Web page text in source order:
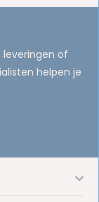
leveringen of
helpen je